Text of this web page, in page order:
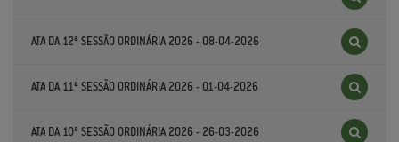
ATA DA 12ª SESSÃO ORDINÁRIA 2026 - 08-04-2026
ATA DA 11ª SESSÃO ORDINÁRIA 2026 - 01-04-2026
ATA DA 10ª SESSÃO ORDINÁRIA 2026 - 26-03-2026